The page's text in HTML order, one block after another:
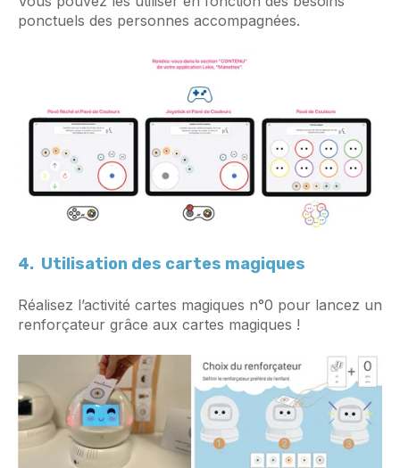
ponctuels des personnes accompagnées.
4. Utilisation des cartes magiques
Réalisez l’activité cartes magiques n°0 pour lancez un
renforçateur grâce aux cartes magiques !